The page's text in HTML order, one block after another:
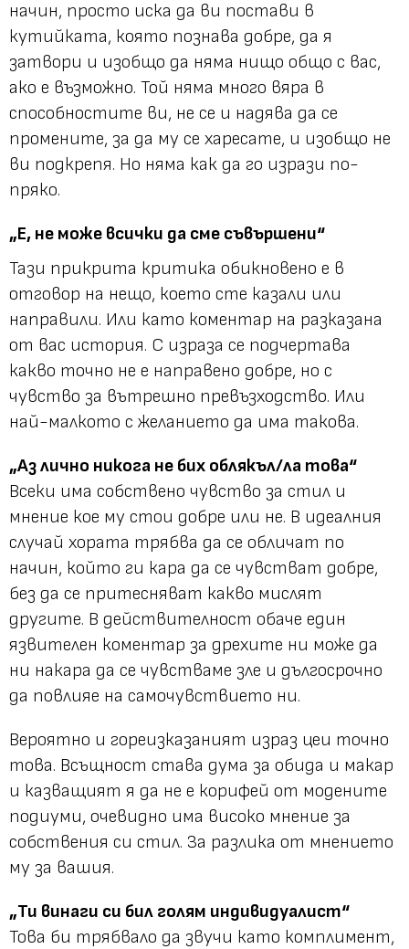
начин, просто иска да ви постави в
кутийката, която познава добре, да я
затвори и изобщо да няма нищо общо с вас,
ако е възможно. Той няма много вяра в
способностите ви, не се и надява да се
промените, за да му се харесате, и изобщо не
ви подкрепя. Но няма как да го изрази по-
пряко.
„Е, не може всички да сме съвършени“
Тази прикрита критика обикновено е в
отговор на нещо, което сте казали или
направили. Или като коментар на разказана
от вас история. С израза се подчертава
какво точно не е направено добре, но с
чувство за вътрешно превъзходство. Или
най-малкото с желанието да има такова.
„Аз лично никога не бих облякъл/ла това“
Всеки има собствено чувство за стил и
мнение кое му стои добре или не. В идеалния
случай хората трябва да се обличат по
начин, който ги кара да се чувстват добре,
без да се притесняват какво мислят
другите. В действителност обаче един
язвителен коментар за дрехите ни може да
ни накара да се чувстваме зле и дългосрочно
да повлияе на самочувствието ни.
Вероятно и гореизказаният израз цеи точно
това. Всъщност става дума за обида и макар
и казващият я да не е корифей от модените
подиуми, очевидно има високо мнение за
собствения си стил. За разлика от мнението
му за вашия.
„Ти винаги си бил голям индивидуалист“
Това би трябвало да звучи като комплимент,